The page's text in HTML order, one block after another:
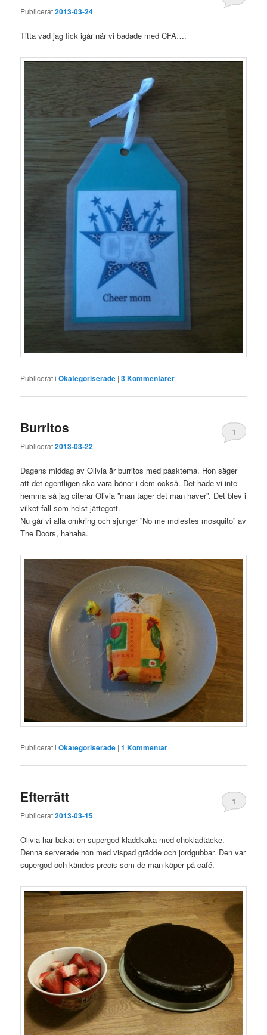
Publicerat2013-03-24
Titta vad jag fick igår när vi badade med CFA….
Publicerat i Okategoriserade |3Kommentarer
Burritos
Publicerat2013-03-22
1
Dagens middag av Olivia är burritos med påsktema. Hon säger
att det egentligen ska vara bönor i dem också. Det hade vi inte
hemma så jag citerar Olivia ”man tager det man haver”. Det blev i
vilket fall som helst jättegott.
Nu går vi alla omkring och sjunger ”No me molestes mosquito” av
The Doors, hahaha.
Publicerat i Okategoriserade |1 Kommentar
Efterrätt
Publicerat2013-03-15
1
Olivia har bakat en supergod kladdkaka med chokladtäcke.
Denna serverade hon med vispad grädde och jordgubbar. Den var
supergod och kändes precis som de man köper på café.